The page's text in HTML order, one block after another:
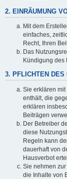
2. EINRÄUMUNG
Mit dem
einfaches,
Recht, Ihren
Das
Kündigung des
3. PFLICHTEN DES
Sie erklären
enthält, die
erklären
Beiträgen
Der Betreiber
diese
Regeln kann
dauerhaft von
Hausverbot
Sie nehmen
die Inhalte von